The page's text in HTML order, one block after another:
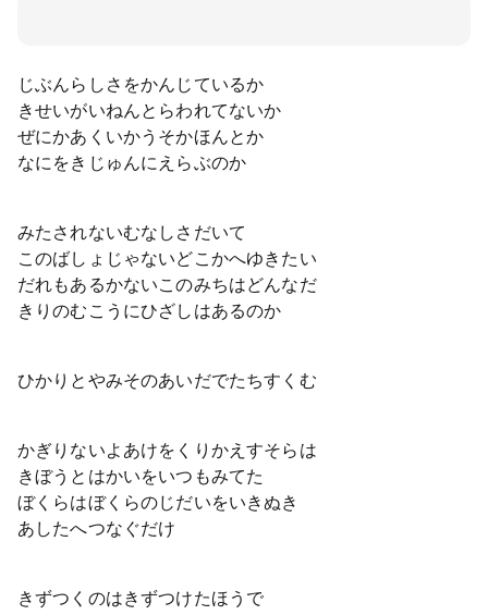
じぶんらしさをかんじているか
きせいがいねんとらわれてないか
ぜにかあくいかうそかほんとか
なにをきじゅんにえらぶのか
みたされないむなしさだいて
このばしょじゃないどこかへゆきたい
だれもあるかないこのみちはどんなだ
きりのむこうにひざしはあるのか
ひかりとやみそのあいだでたちすくむ
かぎりないよあけをくりかえすそらは
きぼうとはかいをいつもみてた
ぼくらはぼくらのじだいをいきぬき
あしたへつなぐだけ
きずつくのはきずつけたほうで